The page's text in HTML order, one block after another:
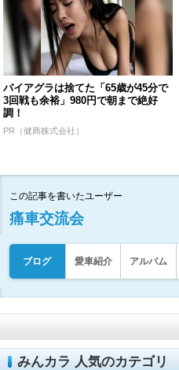
バイアグラは捨てた「65歳が45分で
3回戦も余裕」980円で朝まで絶好
調！
PR（健商株式会社）
この記事を書いたユーザー
痛車交流会
ブログ 愛車紹介 アルバム
みんカラ 人気のカテゴリ